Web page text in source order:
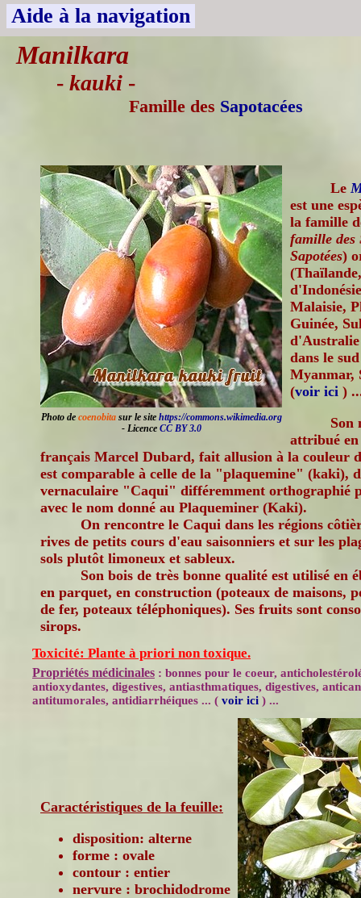
Aide à la navigation
Manilkara
- kauki -
Famille des Sapotacées
Photo de coenobitasur le site https://commons.wikimedia.org
- Licence CC BY 3.0
Le
est une
la famille
famille des
Sapotées)
Malaisie,
Guinée,
dans le
Myanmar,
(voir ici )
Son
attribué en
français Marcel Dubard, fait allusion à la couleur
est comparable à celle de la "plaquemine" (kaki),
vernaculaire "Caqui" différemment orthographié
avec le nom donné au Plaqueminer (Kaki).
On rencontre le Caqui dans les régions
rives de petits cours d'eau saisonniers et sur les
sols plutôt limoneux et sableux.
Son bois de très bonne qualité est utilisé en
en parquet, en construction (poteaux de maisons,
de fer, poteaux téléphoniques). Ses fruits sont
sirops.
Toxicité: Plante à priori non toxique.
Propriétés médicinales : bonnes pour le coeur,
antioxydantes, digestives, antiasthmatiques, digestives,
antitumorales, antidiarrhéiques ... ( voir ici ) ...
Caractéristiques de la feuille:
disposition: alterne
forme : ovale
contour : entier
nervure : brochidodrome